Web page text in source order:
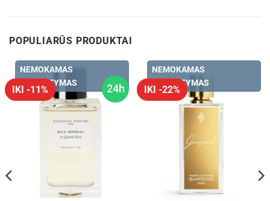
POPULIARŪS PRODUKTAI
24h
IKI -11%
NEMOKAMAS
PRISTATYMAS
IKI -22%
NEMOKAMAS
PRISTATYMAS